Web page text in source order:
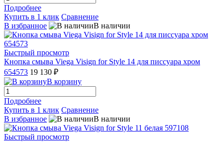
Подробнее
Купить в 1 клик Сравнение
В избранное
В наличии
Быстрый просмотр
Кнопка смыва Viega Visign for Style 14 для писсуара хром
654573 19 130 ₽
В корзину
Подробнее
Купить в 1 клик Сравнение
В избранное
В наличии
Быстрый просмотр